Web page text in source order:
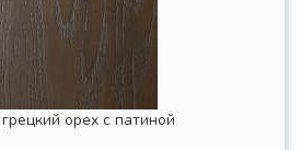
орех с патиной